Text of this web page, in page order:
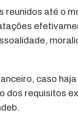
reunidos até o
caso
requisitos